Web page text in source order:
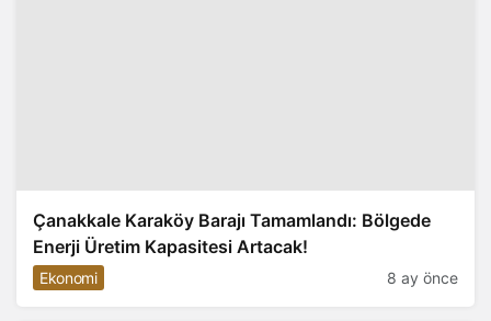
Çanakkale Karaköy Barajı Tamamlandı: Bölgede
Enerji Üretim Kapasitesi Artacak!
Ekonomi 8 ay önce